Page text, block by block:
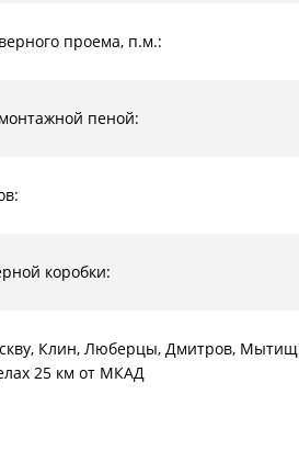
проема, п.м.:
пеной:
коробки:
Клин, Люберцы, Дмитров,
25 км от МКАД